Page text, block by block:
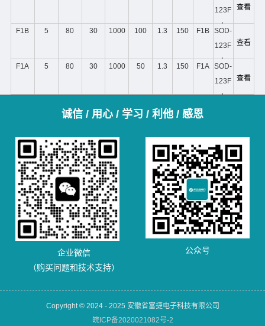
123F
L
查看
F1B 5 80 30 1000 100 1.3 150 F1B SOD-
123F
L
查看
F1A 5 80 30 1000 50 1.3 150 F1A SOD-
123F
L
查看
诚信 / 用心 / 学习 / 利他 / 感恩
企业微信
（购买问题和技术支持）
公众号
Copyright © 2024 - 2025 安徽省富捷电子科技有限公司
皖ICP备2020021082号-2